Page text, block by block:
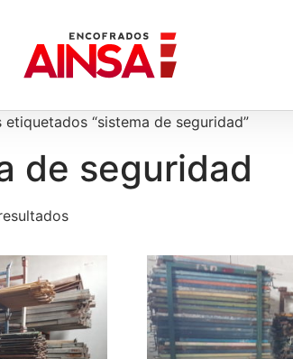
“sistema de seguridad”
de seguridad